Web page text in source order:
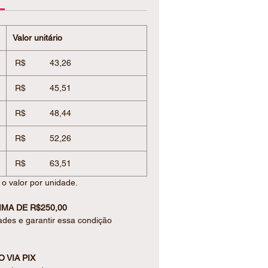
interior em inox e revestimento
trazendo ainda mais praticidade
pintura eletrostática
x largura x diâmetro sem tampa)
unir utilidade, sofisticação e
Valor unitário
R$ 43,26
R$ 45,51
R$ 48,44
R$ 52,26
R$ 63,51
valor por unidade.
DE R$250,00
e garantir essa condição
VIA PIX